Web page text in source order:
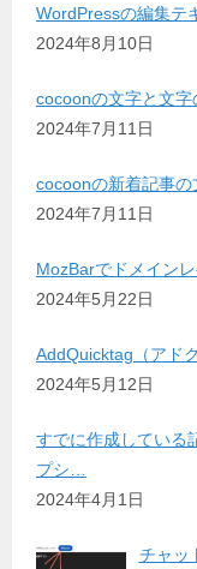
WordPressの編集テ
2024年8月10日
cocoonの文字と文字
2024年7月11日
cocoonの新着記事の
2024年7月11日
MozBarでドメイン
2024年5月22日
AddQuicktag（アド
2024年5月12日
すでに作成している
プシ…
2024年4月1日
チャッ